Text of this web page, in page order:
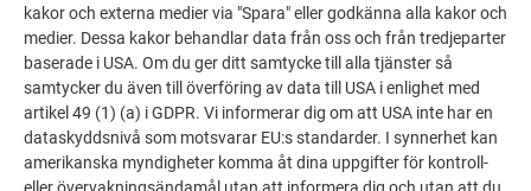
PREFA:s referensgalleri visar hur mångsidigt
aluminium kan användas. Upptäck fler imponerande
projekt med PREFA:s hållbara aluminiumlösningar för
tak, solenergi och fasader.
SE FLER REFERENSER
kakor och externa medier via "Spara" eller godkänna alla kakor och
medier. Dessa kakor behandlar data från oss och från tredjeparter
baserade i USA. Om du ger ditt samtycke till alla tjänster så
samtycker du även till överföring av data till USA i enlighet med
artikel 49 (1) (a) i GDPR. Vi informerar dig om att USA inte har en
dataskyddsnivå som motsvarar EU:s standarder. I synnerhet kan
amerikanska myndigheter komma åt dina uppgifter för kontroll-